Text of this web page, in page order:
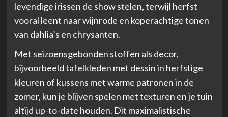
levendige irissen de show stelen, terwijl herfst
vooral leent naar wijnrode en koperachtige tonen
van dahlia’s en chrysanten.
Met seizoensgebonden stoffen als decor,
bijvoorbeeld tafelkleden met dessin in herfstige
kleuren of kussens met warme patronen in de
zomer, kun je blijven spelen met texturen en je tuin
altijd up-to-date houden. Dit maximalistische